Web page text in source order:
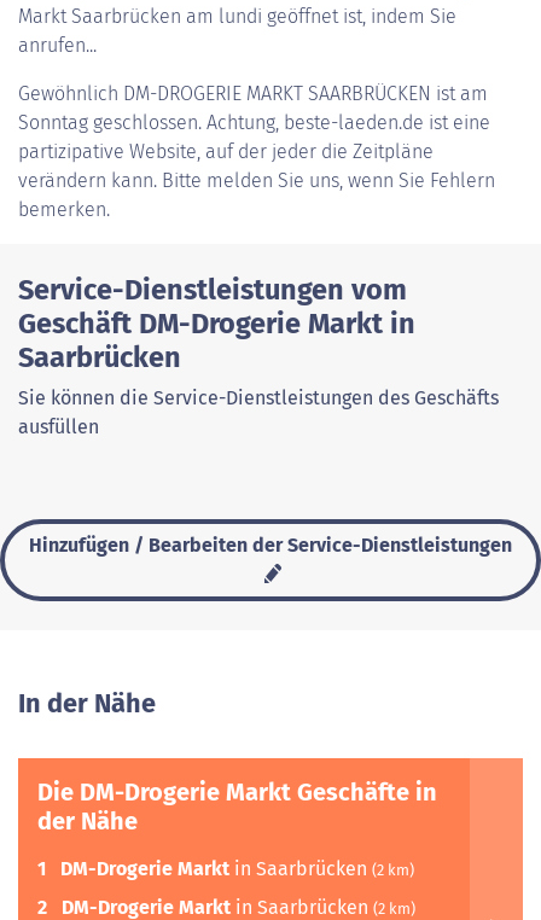
Markt Saarbrücken am lundi geöffnet ist, indem Sie
anrufen...
Gewöhnlich DM-DROGERIE MARKT SAARBRÜCKEN ist am
Sonntag geschlossen. Achtung, beste-laeden.de ist eine
partizipative Website, auf der jeder die Zeitpläne
verändern kann. Bitte melden Sie uns, wenn Sie Fehlern
bemerken.
Service-Dienstleistungen vom
Geschäft DM-Drogerie Markt in
Saarbrücken
Sie können die Service-Dienstleistungen des Geschäfts
ausfüllen
Hinzufügen / Bearbeiten der Service-Dienstleistungen
In der Nähe
Die DM-Drogerie Markt Geschäfte in
der Nähe
1 DM-Drogerie Markt in Saarbrücken (2 km)
2 DM-Drogerie Markt in Saarbrücken (2 km)